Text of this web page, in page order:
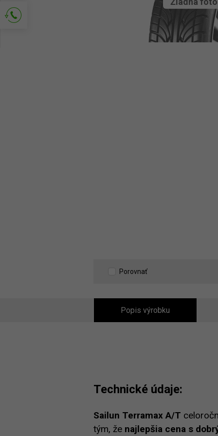
Porovnať
Popis výrobku
Technické údaje:
Sailun Terramax A/T
tým, že najlepšia cena s